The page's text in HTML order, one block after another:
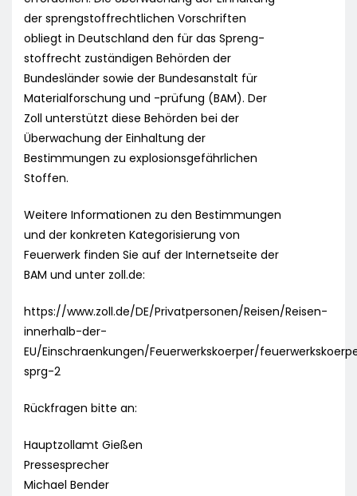
der sprengstoffrechtlichen Vorschriften
obliegt in Deutschland den für das Spreng-
stoffrecht zuständigen Behörden der
Bundesländer sowie der Bundesanstalt für
Materialforschung und -prüfung (BAM). Der
Zoll unterstützt diese Behörden bei der
Überwachung der Einhaltung der
Bestimmungen zu explosionsgefährlichen
Stoffen.
Weitere Informationen zu den Bestimmungen
und der konkreten Kategorisierung von
Feuerwerk finden Sie auf der Internetseite der
BAM und unter zoll.de:
https://www.zoll.de/DE/Privatpersonen/Reisen/Reisen-
innerhalb-der-
EU/Einschraenkungen/Feuerwerkskoerper/
sprg-2
Rückfragen bitte an:
Hauptzollamt Gießen
Pressesprecher
Michael Bender